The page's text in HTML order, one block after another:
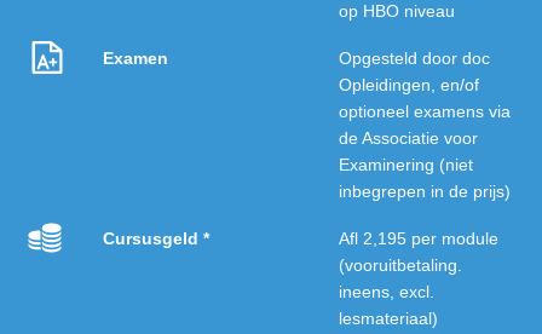
op HBO niveau
Examen
Opgesteld door doc
Opleidingen, en/of
optioneel examens via
de Associatie voor
Examinering (niet
inbegrepen in de prijs)
Cursusgeld *
Afl 2,195 per module
(vooruitbetaling.
ineens, excl.
lesmateriaal)